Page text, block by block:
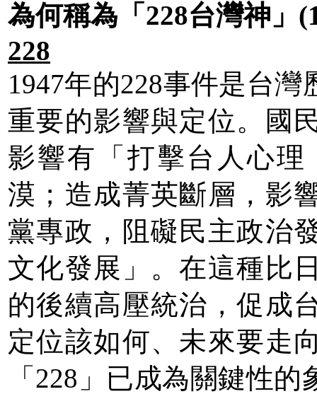
為何稱為「228台灣神」
228
1947年的228事件是台
重要的影響與定位。國
影響有「打擊台人心
漠；造成菁英斷層，影
黨專政，阻礙民主政治
文化發展」。在這種比
的後續高壓統治，促成
定位該如何、未來要走
「228」已成為關鍵性